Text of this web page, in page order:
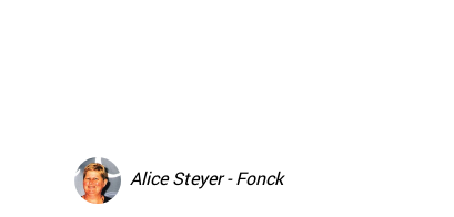
Alice Steyer - Fonck